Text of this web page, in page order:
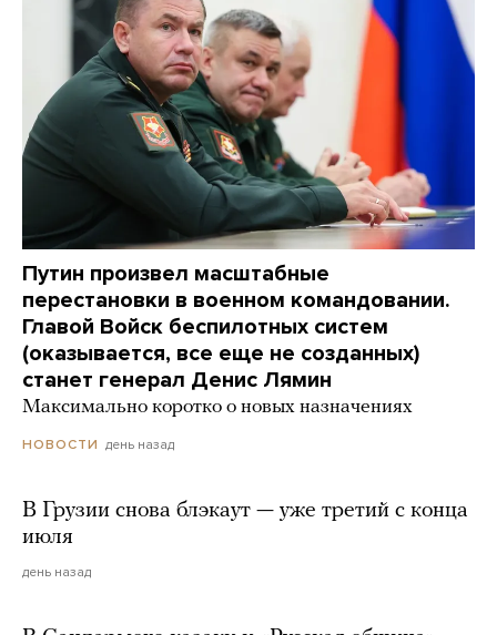
Путин произвел масштабные
перестановки в военном командовании.
Главой Войск беспилотных систем
(оказывается, все еще не созданных)
станет генерал Денис Лямин
Максимально коротко о новых назначениях
НОВОСТИ день назад
В Грузии снова блэкаут — уже третий с конца
июля
день назад